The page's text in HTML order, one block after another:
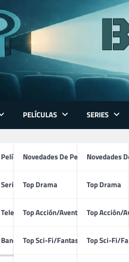
Sonoras
PELÍCULAS
Novedades De Películas
Top Drama
Top Acción/Aventura
Top Sci-Fi/Fantasía
SERIES
Novedades
Top Drama
Top Acción/
Top Sci-Fi/
Presentadores Iker Jiménez
DIRECTORES GUIONISTAS